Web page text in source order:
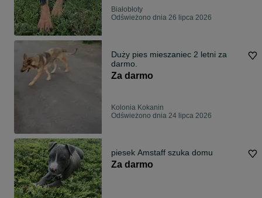
Białobłoty
Odświeżono dnia 26 lipca 2026
Duży pies mieszaniec 2 letni za
darmo.
Za darmo
Kolonia Kokanin
Odświeżono dnia 24 lipca 2026
piesek Amstaff szuka domu
Za darmo